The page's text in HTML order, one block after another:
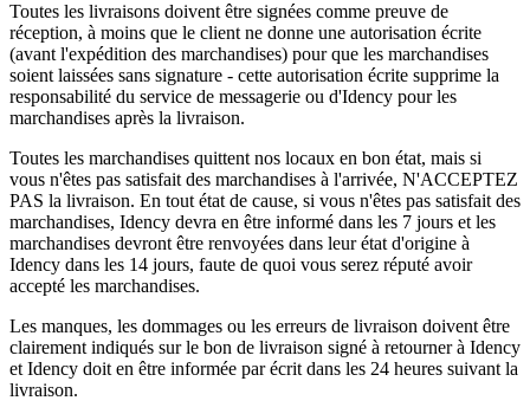
Toutes les livraisons doivent être signées comme preuve de
réception, à moins que le client ne donne une autorisation écrite
(avant l'expédition des marchandises) pour que les marchandises
soient laissées sans signature - cette autorisation écrite supprime la
responsabilité du service de messagerie ou d'Idency pour les
marchandises après la livraison.
Toutes les marchandises quittent nos locaux en bon état, mais si
vous n'êtes pas satisfait des marchandises à l'arrivée, N'ACCEPTEZ
PAS la livraison. En tout état de cause, si vous n'êtes pas satisfait des
marchandises, Idency devra en être informé dans les 7 jours et les
marchandises devront être renvoyées dans leur état d'origine à
Idency dans les 14 jours, faute de quoi vous serez réputé avoir
accepté les marchandises.
Les manques, les dommages ou les erreurs de livraison doivent être
clairement indiqués sur le bon de livraison signé à retourner à Idency
et Idency doit en être informée par écrit dans les 24 heures suivant la
livraison.